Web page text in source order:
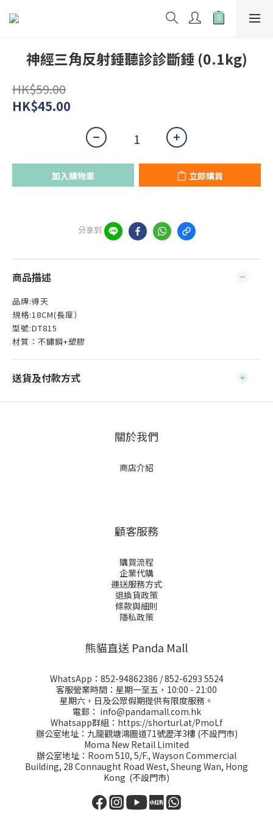
神經三角反射錘聽診診斷錘 (0.1kg)
HK$59.00
HK$45.00
加入購物車 立即購買
分享到
商品描述
品牌:得天
規格:18CM(長度）
型號:DT815
材質：不鏽鋼+塑膠
送貨及付款方式
關於我們
商店介紹
顧客服務
購買流程
企業代購
運送服務方式
退換貨政策
條款與細則
隱私政策
熊貓直送 Panda Mall
WhatsApp： 852-94862386 /852-6293 5524
客服營業時間：星期一至五，10:00 - 21:00
星期六，日及公眾假期提供有限度服務。
電郵： info@pandamall.com.hk
Whatsapp群組： https://shorturl.at/PmoLf
辦公室地址：九龍觀塘鴻圖道71號瀝洋3樓 (不設門市)
Moma New Retail Limited
辦公室地址：Room 510, 5/F., Wayson Commercial
Building, 28 Connaught Road West, Sheung Wan, Hong
Kong (不設門市)